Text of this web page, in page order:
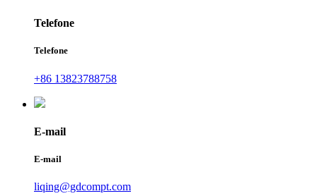
Telefone
Telefone
+86 13823788758
E-mail
E-mail
liqing@gdcompt.com